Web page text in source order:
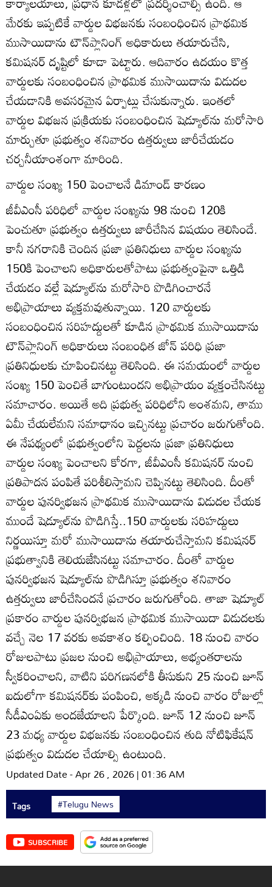
మేరకు ఇప్పటికే వార్డుల విభజనకు సంబంధించిన ప్రాథమిక
ముసాయిదాను టౌన్‌ప్లానింగ్‌ అధికారులు తయారుచేసి,
కమిషనర్‌ దృష్టిలో కూడా పెట్టారు. ఆదివారం ఉదయం కొత్త
వార్డులకు సంబంధించిన ప్రాథమిక ముసాయిదాను విడుదల
చేయడానికి అవసరమైన ఏర్పాట్లు చేసుకున్నారు. ఇంతలో
వార్డుల విభజన ప్రక్రియకు సంబంధించిన షెడ్యూల్‌ను మరోసారి
మార్చుతూ ప్రభుత్వం శనివారం ఉత్తర్వులు జారీచేయడం
చర్చనీయాంశంగా మారింది.
వార్డుల సంఖ్య 150 పెంచాలనే డిమాండ్‌ కారణం
జీవీఎంసీ పరిధిలో వార్డుల సంఖ్యను 98 నుంచి 120కి
పెంచుతూ ప్రభుత్వం ఉత్తర్వులు జారీచేసిన విషయం తెలిసిందే.
కానీ నగరానికి చెందిన ప్రజా ప్రతినిధులు వార్డుల సంఖ్యను
150కి పెంచాలని అధికారులతోపాటు ప్రభుత్వంపైనా ఒత్తిడి
చేయడం వల్లే షెడ్యూల్‌ను మరోసారి పొడిగించారనే
అభిప్రాయాలు వ్యక్తమవుతున్నాయి. 120 వార్డులకు
సంబంధించిన సరిహద్దులతో కూడిన ప్రాథమిక ముసాయిదాను
టౌన్‌ప్లానింగ్‌ అధికారులు సంబంధిత జోన్‌ పరిధి ప్రజా
ప్రతినిధులకు చూపించినట్టు తెలిసింది. ఈ సమయంలో వార్డుల
సంఖ్య 150 పెంచితే బాగుంటుందని అభిప్రాయం వ్యక్తంచేసినట్టు
సమాచారం. అయితే అది ప్రభుత్వ పరిధిలోని అంశమని, తాము
ఏమీ చేయలేమని సమాధానం ఇచ్చినట్టు ప్రచారం జరుగుతోంది.
ఈ నేపథ్యంలో ప్రభుత్వంలోని పెద్దలను ప్రజా ప్రతినిధులు
వార్డుల సంఖ్య పెంచాలని కోరగా, జీవీఎంసీ కమిషనర్‌ నుంచి
ప్రతిపాదన పంపితే పరిశీలిస్తామని చెప్పినట్టు తెలిసింది. దీంతో
వార్డుల పునర్విభజన ప్రాథమిక ముసాయిదాను విడుదల చేయక
ముందే షెడ్యూల్‌ను పొడిగిస్తే..150 వార్డులకు సరిహద్దులు
నిర్ణయిస్తూ మరో ముసాయిదాను తయారుచేస్తామని కమిషనర్‌
ప్రభుత్వానికి తెలియజేసినట్టు సమాచారం. దీంతో వార్డుల
పునర్విభజన షెడ్యూల్‌ను పొడిగిస్తూ ప్రభుత్వం శనివారం
ఉత్తర్వులు జారీచేసిందనే ప్రచారం జరుగుతోంది. తాజా షెడ్యూల్‌
ప్రకారం వార్డుల పునర్విభజన ప్రాథమిక ముసాయిదా విడుదలకు
వచ్చే నెల 17 వరకు అవకాశం కల్పించింది. 18 నుంచి వారం
రోజులపాటు ప్రజల నుంచి అభిప్రాయాలు, అభ్యంతరాలను
స్వీకరించాలని, వాటిని పరిగణనలోకి తీసుకుని 25 నుంచి జూన్‌
ఐదులోగా కమిషనర్‌కు పంపించి, అక్కడి నుంచి వారం రోజుల్లో
సీడీఎంఏకు అందజేయాలని పేర్కొంది. జూన్‌ 12 నుంచి జూన్‌
23 మధ్య వార్డుల విభజనకు సంబంధించిన తుది నోటిఫికేషన్‌
ప్రభుత్వం విడుదల చేయాల్సి ఉంటుంది.
Updated Date - Apr 26 , 2026 | 01:36 AM
Tags #Telugu News
SUBSCRIBE